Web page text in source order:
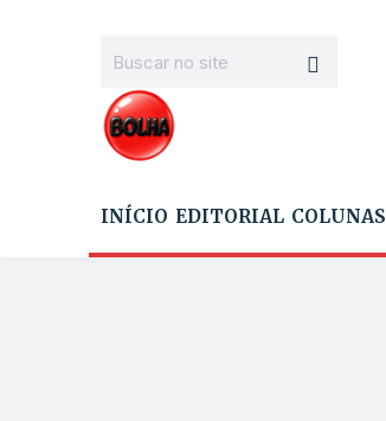
INÍCIO EDITORIAL COLUNAS